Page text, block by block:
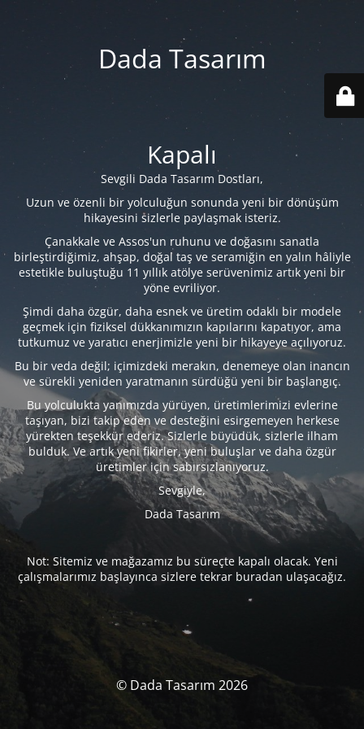
Dada Tasarım
Kapalı
Sevgili Dada Tasarım Dostları,
Uzun ve özenli bir yolculuğun sonunda yeni bir dönüşüm
hikayesini sizlerle paylaşmak isteriz.
Çanakkale ve Assos'un ruhunu ve doğasını sanatla
birleştirdiğimiz, ahşap, doğal taş ve seramiğin en yalın hâliyle
estetikle buluştuğu 11 yıllık atölye serüvenimiz artık yeni bir
yöne evriliyor.
Şimdi daha özgür, daha esnek ve üretim odaklı bir modele
geçmek için fiziksel dükkanımızın kapılarını kapatıyor, ama
tutkumuz ve yaratıcı enerjimizle yeni bir hikayeye açılıyoruz.
Bu bir veda değil; içimizdeki merakın, denemeye olan inancın
ve sürekli yeniden yaratmanın sürdüğü yeni bir başlangıç.
Bu yolculukta yanımızda yürüyen, üretimlerimizi evlerine
taşıyan, bizi takip eden ve desteğini esirgemeyen herkese
yürekten teşekkür ederiz. Sizlerle büyüdük, sizlerle ilham
bulduk. Ve artık yeni fikirler, yeni buluşlar ve daha özgür
üretimler için sabırsızlanıyoruz.
Sevgiyle,
Dada Tasarım
Not: Sitemiz ve mağazamız bu süreçte kapalı olacak. Yeni
çalışmalarımız başlayınca sizlere tekrar buradan ulaşacağız.
© Dada Tasarım 2026